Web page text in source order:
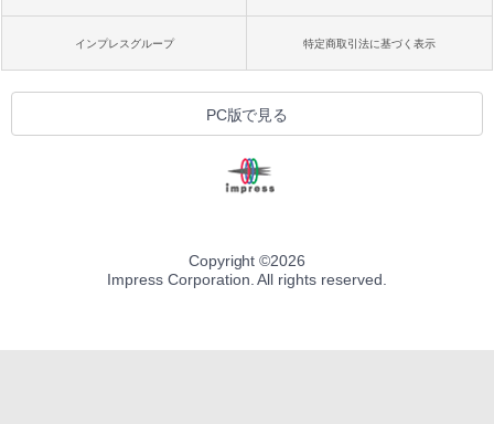
インプレスグループ 特定商取引法に基づく表示
PC版で見る
Copyright ©2026
Impress Corporation. All rights reserved.